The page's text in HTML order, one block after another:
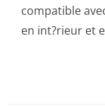
compatible
en int?rieur et